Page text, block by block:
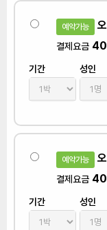
예약가능
결제요금
기간 성인
예약가능
결제요금
기간 성인